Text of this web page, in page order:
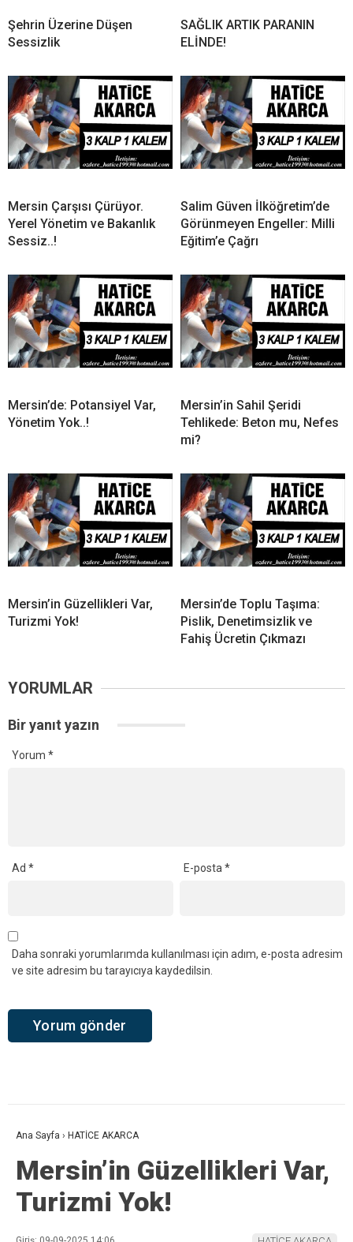
Şehrin Üzerine Düşen
Sessizlik
SAĞLIK ARTIK PARANIN
ELİNDE!
Mersin Çarşısı Çürüyor.
Yerel Yönetim ve Bakanlık
Sessiz..!
Salim Güven İlköğretim’de
Görünmeyen Engeller: Milli
Eğitim’e Çağrı
Mersin’de: Potansiyel Var,
Yönetim Yok..!
Mersin’in Sahil Şeridi
Tehlikede: Beton mu, Nefes
mi?
Mersin’in Güzellikleri Var,
Turizmi Yok!
Mersin’de Toplu Taşıma:
Pislik, Denetimsizlik ve
Fahiş Ücretin Çıkmazı
YORUMLAR
Bir yanıt yazın
Yorum *
Ad * E-posta*
Daha sonraki yorumlarımda kullanılması için adım, e-posta adresim
ve site adresim bu tarayıcıya kaydedilsin.
Ana Sayfa › HATİCE AKARCA
Mersin’in Güzellikleri Var,
Turizmi Yok!